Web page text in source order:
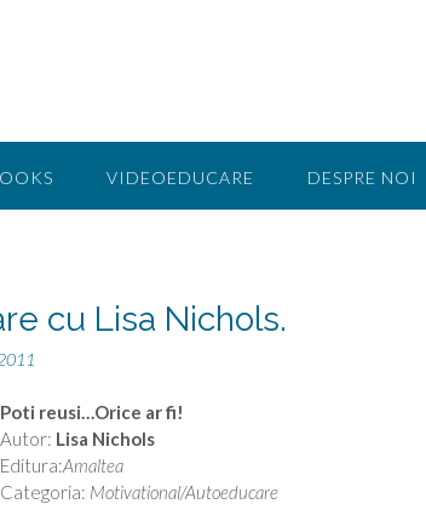
VIDEOEDUCARE DESPRE NOI
cu Lisa Nichols.
Poti reusi…Orice ar fi!
Autor: Lisa Nichols
Editura:Amaltea
Categoria: Motivational/Autoeducare